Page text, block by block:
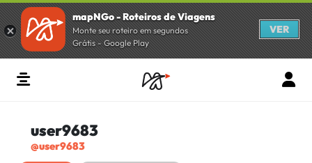
mapNGo - Roteiros de Viagens
Monte seu roteiro em segundos
Grátis - Google Play
VER
user9683
@user9683